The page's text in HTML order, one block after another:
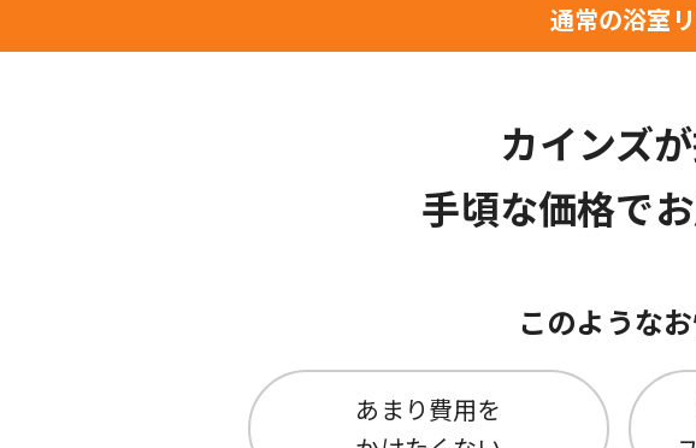
通常の浴室
カインズ
手頃な価格で
このような
あまり費用を